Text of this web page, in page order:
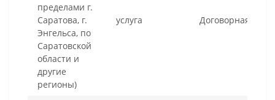
пределами г.
Саратова, г.
Энгельса, по
Саратовской
области и
другие
регионы)
услуга Договорная